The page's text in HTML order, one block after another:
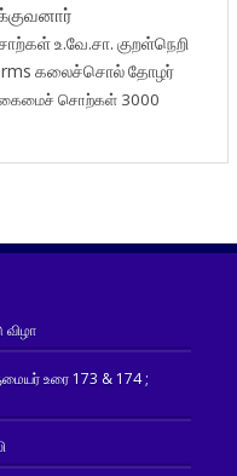
உ.வே.சா. குறள்நெறி
கலைச்சொல்தோழர்
சொற்கள் 3000
விழா
உரை 173 & 174 ;